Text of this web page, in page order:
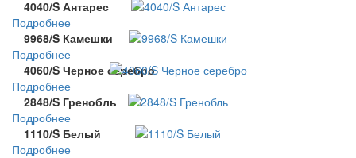
4040/S Антарес
Подробнее
9968/S Камешки
Подробнее
4060/S Черное серебро
Подробнее
2848/S Гренобль
Подробнее
1110/S Белый
Подробнее